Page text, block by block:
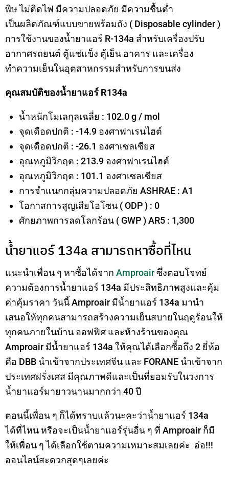
พิษ ไม่ติดไฟ มีความปลอดภัย มีความชื้นต่ำ
เป็นผลิตภัณฑ์แบบขายพร้อมถัง ( Disposable cylinder )
การใช้งานของน้ำยาแอร์ R-134a สำหรับเครื่องปรับ
อากาศรถยนต์ ตู้แช่แข็ง ตู้เย็น อาคาร และเครื่อง
ทำความเย็นในอุตสาหกรรมสำหรับการขนส่ง
คุณสมบัติของน้ำยาแอร์ R134a
น้ำหนักโมเลกุลเฉลี่ย : 102.0 g / mol
จุดเดือดปกติ : -14.9 องศาฟาเรนไฮต์
จุดเดือดปกติ : -26.1 องศาเซลเซียส
อุณหภูมิวิกฤต : 213.9 องศาฟาเรนไฮต์
อุณหภูมิวิกฤต : 101.1 องศาเซลเซียส
การจำแนกกลุ่มความปลอดภัย ASHRAE : A1
โอกาสการสูญเสียโอโซน ( ODP ) : 0
ศักยภาพการลดโลกร้อน ( GWP ) AR5 : 1,300
น้ำยาแอร์ 134a สามารถหาซื้อที่ไหน
แนะนำเพื่อน ๆ หาซื้อได้จาก Amproairซึ่งตอบโจทย์
ความต้องการน้ำยาแอร์ 134a มีประสิทธิภาพสูงและคุ้ม
ค่าคุ้มราคา วันนี้ Amproair มีน้ำยาแอร์ 134a มานำ
เสนอให้ทุกคนสามารถสร้างความเย็นสบายในฤดูร้อนให้
ทุกคนภายในบ้าน ออฟฟิศ และห้างร้านของคุณ
Amproair มีน้ำยาแอร์ 134a ให้คุณได้เลือกซื้อถึง 2 ยี่ห้อ
คือ DBB นำเข้าจากประเทศจีน และ FORANE นำเข้าจาก
ประเทศฝรั่งเศส มีคุณภาพดีและเป็นที่ยอมรับในวงการ
น้ำยาแอร์มายาวนานมากกว่า 40 ปี
ตอนนี้เพื่อน ๆ ก็ได้ทราบแล้วนะคะว่าน้ำยาแอร์ 134a
ได้ที่ไหน หรือจะเป็นน้ำยาแอร์รุ่นอื่น ๆ ที่ Amproair ก็มี
ให้เพื่อน ๆ ได้เลือกใช้ตามความเหมาะสมเลยค่ะ อ่อ!!!
ออนไลน์สะดวกสุดๆเลยค่ะ